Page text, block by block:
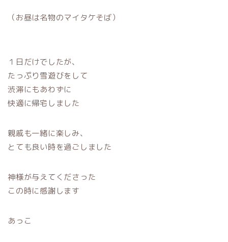
（お昼は名物のマイタケそば）
１日だけでしたが、
たっぷり雪遊びをして
渋滞にもあわずに
快適に帰宅しました
親戚も一緒に楽しみ、
とても良い時を過ごしました
神様が与えてくださった
この時に感謝します
あっこ